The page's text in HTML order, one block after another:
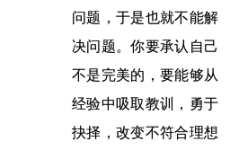
问题，于是也就不能解
决问题。你要承认自己
不是完美的，要能够从
经验中吸取教训，勇于
抉择，改变不符合理想